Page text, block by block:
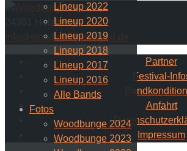
Lineup 2022
Lineup 2020
Lineup 2019
Lineup 2018
Lineup 2017
Lineup 2016
Alle Bands
Fotos
Woodbunge 2024
Woodbunge 2023
24361 Holzbunge
info@woodbunge-festival.de
Partner
Festival-
Anfahrt
Impressum